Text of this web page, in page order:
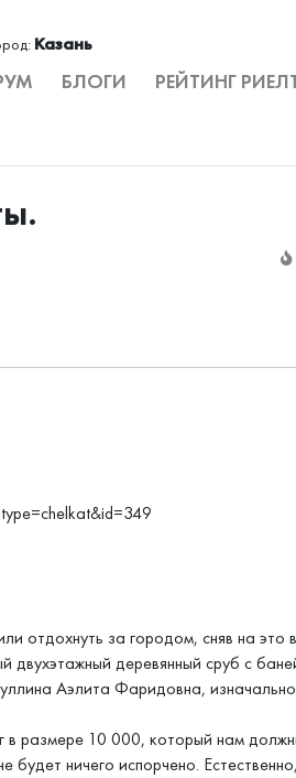
Казань
БЛОГИ РЕЙТИНГ
отдохнуть за городом, сняв на это
двухэтажный деревянный сруб с
Аэлита Фаридовна,
размере 10 000, который нам
ничего испорчено.